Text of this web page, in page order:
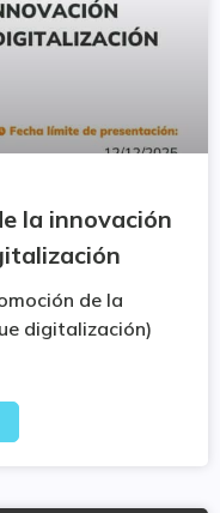
la innovación
de la
digitalización)